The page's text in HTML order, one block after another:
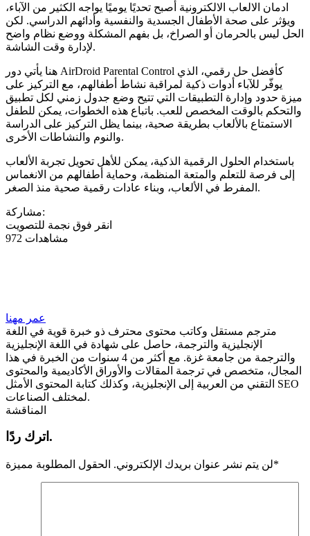
ادمان الالعاب الالكترونية أصبح تحديًا يوميًا يواجه الكثير من الآباء،
ويؤثر على صحة الأطفال الجسدية والنفسية وأدائهم الدراسي. لكن
الحل ليس بالحرمان أو الصراخ، بل بفهم المشكلة ووضع نظام واضح
لإدارة وقت الشاشة.
هنا يأتي دور AirDroid Parental Control كأفضل حل رقمي، الذي
يوفّر للآباء أدوات ذكية لمراقبة نشاط أطفالهم، مع التركيز على
ميزة حدود وإدارة التطبيقات التي تتيح وضع جدول زمني لكل تطبيق
والتحكم بالوقت المخصص للعب. باتباع هذه الخطوات، يمكن للطفل
الاستمتاع بالألعاب بطريقة صحية، بينما يظل التركيز على الدراسة
والنوم والنشاطات الأخرى.
باستخدام الحلول الرقمية الذكية، يمكن للأهل تحويل تجربة الألعاب
إلى فرصة للتعلم والمتعة المنظمة، وحماية أطفالهم من الانغماس
المفرط في الألعاب، وبناء عادات رقمية صحية منذ الصغر.
مشاركة:
انقر فوق نجمة للتصويت
972 مشاهدات
عمر مهنا
مترجم مستقل وكاتب محتوى محترف ذو خبرة قوية في اللغة
الإنجليزية والترجمة، حاصل على شهادة في اللغة الإنجليزية
والترجمة من جامعة غزة. مع أكثر من 4 سنوات من الخبرة في هذا
المجال، متخصص في ترجمة المقالات والأوراق الأكاديمية والمحتوى
التقني من العربية إلى الإنجليزية، وكذلك كتابة المحتوى الأمثل SEO
لمختلف الصناعات.
المناقشة
اترك ردًا.
لن يتم نشر عنوان بريدك الإلكتروني. الحقول المطلوبة مميزة *